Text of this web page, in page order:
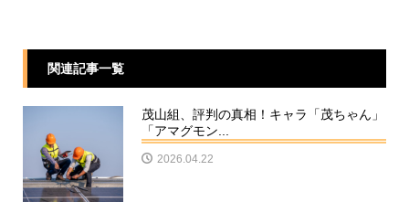
関連記事一覧
茂山組、評判の真相！キャラ「茂ちゃん」
「アマグモン...
2026.04.22